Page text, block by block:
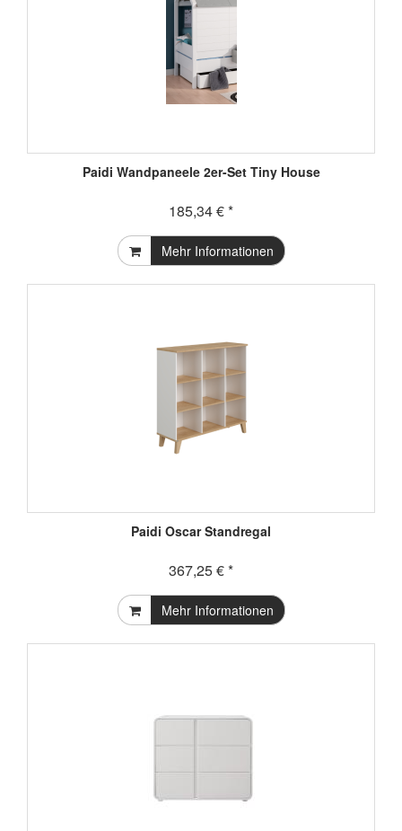
Paidi Wandpaneele 2er-Set Tiny House
185,34 € *
Mehr Informationen
Paidi Oscar Standregal
367,25 € *
Mehr Informationen